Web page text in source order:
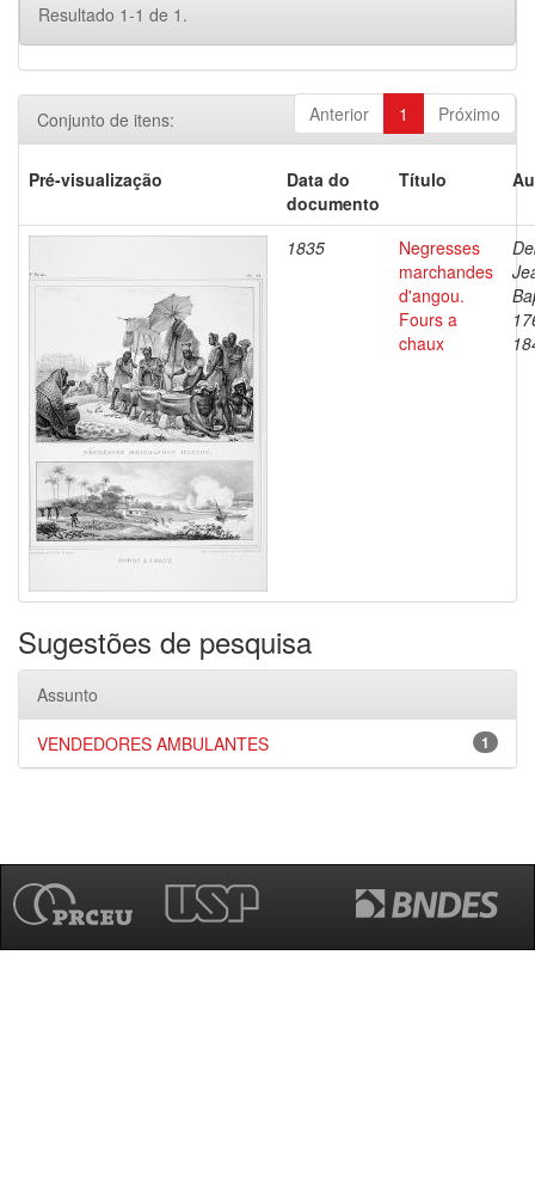
Resultado 1-1 de 1.
Anterior 1 Próximo
Conjunto de itens:
Pré-visualização
Data do
documento
Título
1835
Negresses
marchandes
d'angou.
Fours a
chaux
Sugestões de pesquisa
Assunto
1
VENDEDORES AMBULANTES